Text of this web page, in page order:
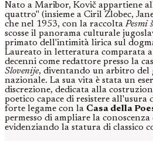
Nato a Maribor, Kovič appartiene
quattro" (insieme a Ciril Zlobec,
che nel 1953, con la raccolta Pesmi
scosse il panorama culturale
primato dell'intimità lirica sul
Laureato in letteratura comparata
decenni come redattore presso la
Slovenije, diventando un arbitro del
nazionale. La sua vita è stata un
discrezione, dedicata alla
poetico capace di resistere
forte legame con la Casa della
permesso di ampliare la
evidenziando la statura di classico